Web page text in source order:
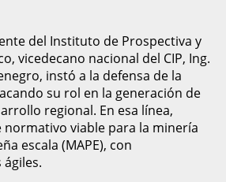
del Instituto de Prospectiva y
vicedecano nacional del CIP, Ing.
instó a la defensa de la
su rol en la generación de
regional. En esa línea,
viable para la minería
escala (MAPE), con